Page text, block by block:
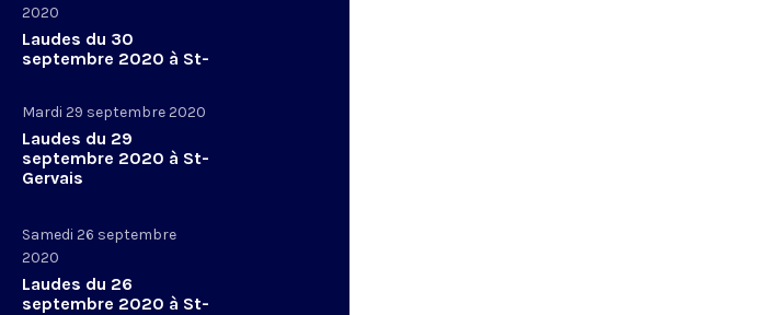
2020
Laudes du 30
septembre 2020 à St-
Mardi 29 septembre 2020
Laudes du 29
septembre 2020 à St-
Gervais
Samedi 26 septembre
2020
Laudes du 26
septembre 2020 à St-